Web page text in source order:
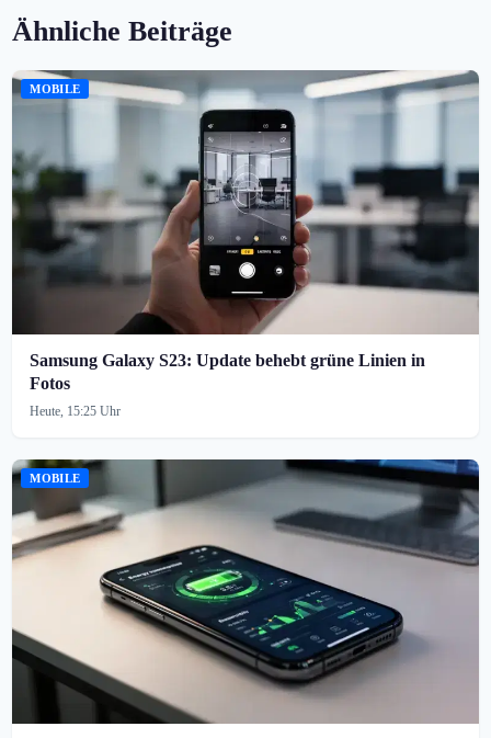
Ähnliche Beiträge
MOBILE
Samsung Galaxy S23: Update behebt grüne Linien in
Fotos
Heute, 15:25 Uhr
MOBILE